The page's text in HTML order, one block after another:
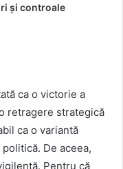
și controale
ca o victorie a
retragere strategică
ca o variantă
De aceea,
Pentru că